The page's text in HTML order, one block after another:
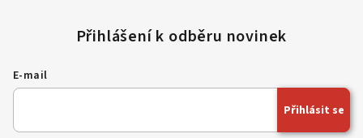
E-mail
Přihlásit se